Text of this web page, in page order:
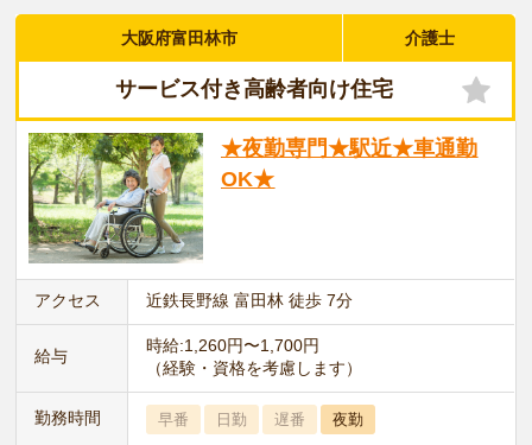
大阪府富田林市 介護士
サービス付き高齢者向け住宅
★夜勤専門★駅近★車通勤
OK★
アクセス 近鉄長野線 富田林 徒歩 7分
給与
時給:1,260円〜1,700円
（経験・資格を考慮します）
勤務時間 早番 日勤 遅番 夜勤